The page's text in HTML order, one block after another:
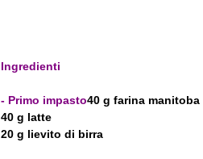
Ingredienti
- Primo impasto40 g farina manitoba
40 g latte
20 g lievito di birra